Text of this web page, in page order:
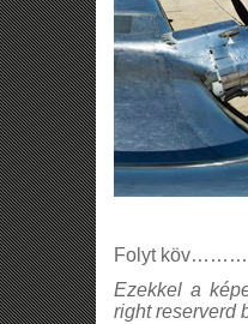
Folyt köv………
Ezekkel a
right reserverd